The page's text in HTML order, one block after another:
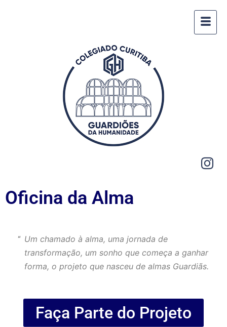
Oficina da Alma
Um chamado à alma, uma jornada de
transformação, um sonho que começa a ganhar
forma, o projeto que nasceu de almas Guardiãs.
Faça Parte do Projeto